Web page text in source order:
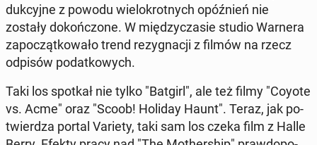
duk­cyj­ne z powodu wie­lo­krot­nych opóź­nień nie
zostały do­koń­czo­ne. W mię­dzy­cza­sie studio Warnera
za­po­cząt­ko­wa­ło trend re­zy­gna­cji z filmów na rzecz
odpisów po­dat­ko­wych.
Taki los spotkał nie tylko "Batgirl", ale też filmy "Coyote
vs. Acme" oraz "Scoob! Holiday Haunt". Teraz, jak po­
twier­dza portal Variety, taki sam los czeka film z Halle